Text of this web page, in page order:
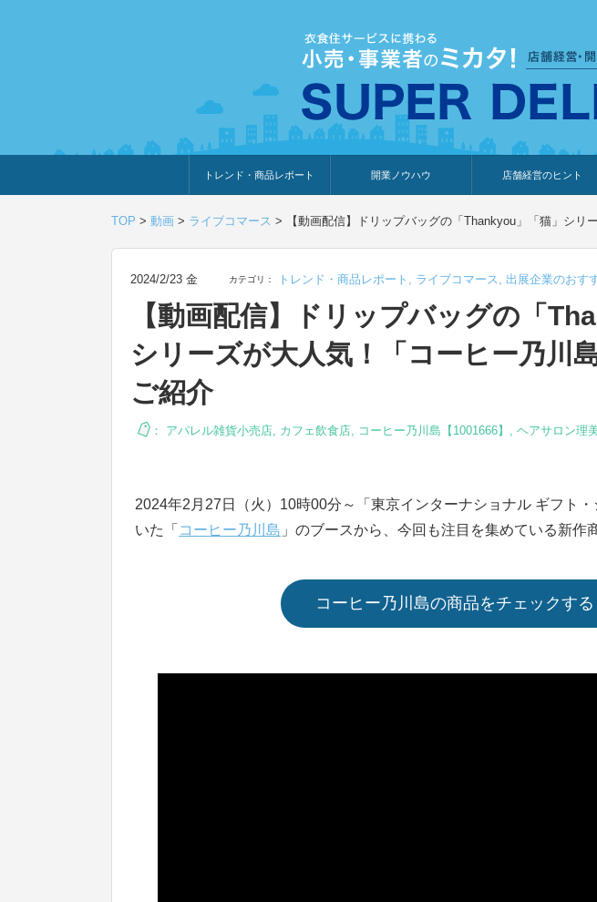
トレンド・商品レポート
トレンド・特集
人気ランキング
出展企業のおすすめ
商品体験・レビュー
暮らしの提案
開業ノウハウ
開業までの道のり
開業知識・情報
店舗経営のヒント
ウェブ集客・販売促進
仕入れ
展示会情報
接客・販売
知識情報
販促カレンダー
集客・販売促進
TOP > 動画 > ライブコマース > 【動画配信】ドリップバッグの「Thankyou」「猫」シ
2024/2/23 金 カテゴリ： トレンド・商品レポート , ライブコマース, 出展企業のおす
【動画配信】ドリップバッグの「
シリーズが大人気！「コーヒー乃川
ご紹介
： アパレル雑貨小売店, カフェ飲食店, コーヒー乃川島【1001666】 , ヘアサロン理
2024年2月27日（火）10時00分～「東京インターナショナル ギフト
いた「 コーヒー乃川島 」のブースから、今回も注目を集めている新作
コーヒー乃川島の商品をチェックする